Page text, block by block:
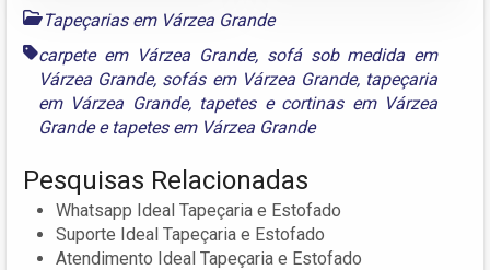
Tapeçarias em Várzea Grande
carpete em Várzea Grande, sofá sob medida em
Várzea Grande, sofás em Várzea Grande, tapeçaria
em Várzea Grande, tapetes e cortinas em Várzea
Grandee tapetes em Várzea Grande
Pesquisas Relacionadas
Whatsapp Ideal Tapeçaria e Estofado
Suporte Ideal Tapeçaria e Estofado
Atendimento Ideal Tapeçaria e Estofado